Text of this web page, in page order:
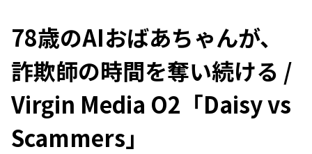
78歳のAIおばあちゃんが、
詐欺師の時間を奪い続ける /
Virgin Media O2「Daisy vs
Scammers」